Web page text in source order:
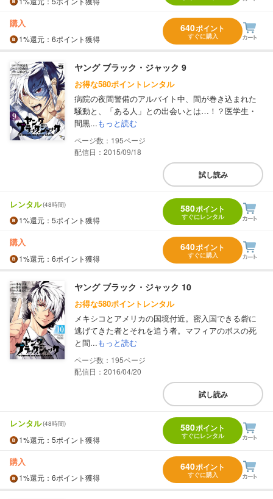
購入
1%還元 ：6ポイント獲得
640ポイント
すぐに購入
ヤング ブラック・ジャック 9
お得な580ポイントレンタル
病院の夜間警備のアルバイト中、間が巻き込まれた
騒動と、「ある人」との出会いとは…！？医学生・
間黒...もっと読む
195
配信日：2015/09/18
試し読み
レンタル(48時間)
1%還元 ：5ポイント獲得
580ポイント
すぐにレンタル
購入
1%還元 ：6ポイント獲得
640ポイント
すぐに購入
ヤング ブラック・ジャック 10
お得な580ポイントレンタル
メキシコとアメリカの国境付近。密入国できる砦に
逃げてきた者とそれを追う者。マフィアのボスの死
と間...もっと読む
195
配信日：2016/04/20
試し読み
レンタル(48時間)
1%還元 ：5ポイント獲得
580ポイント
すぐにレンタル
購入
1%還元 ：6ポイント獲得
640ポイント
すぐに購入